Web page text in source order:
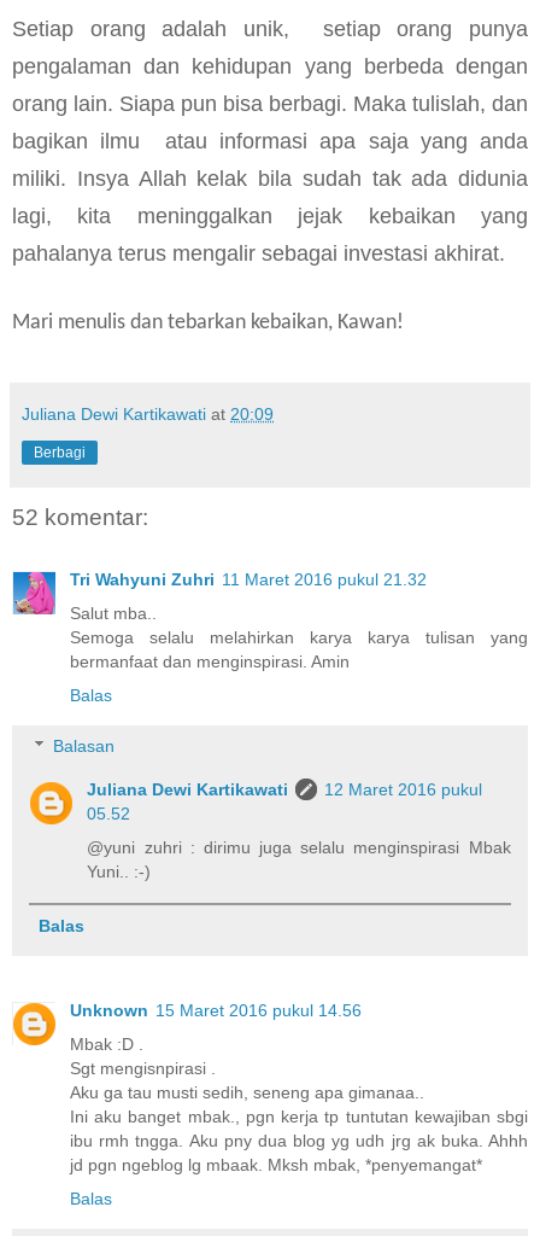
Setiap orang adalah unik, setiap orang punya
pengalaman dan kehidupan yang berbeda dengan
orang lain. Siapa pun bisa berbagi. Maka tulislah, dan
bagikan ilmu
atau informasi apa saja yang anda
miliki. Insya Allah kelak bila sudah tak ada didunia
lagi, kita meninggalkan jejak kebaikan yang
pahalanya terus mengalir sebagai investasi akhirat.
Mari menulis dan tebarkan kebaikan, Kawan!
Juliana Dewi Kartikawati at 20:09
Berbagi
52 komentar:
Tri Wahyuni Zuhri 11 Maret 2016 pukul 21.32
Salut mba..
Semoga selalu melahirkan karya karya tulisan yang
bermanfaat dan menginspirasi. Amin
Balas
Balasan
Juliana Dewi Kartikawati
12 Maret 2016 pukul
05.52
@yuni zuhri : dirimu juga selalu menginspirasi Mbak
Yuni.. :-)
Balas
Unknown 15 Maret 2016 pukul 14.56
Mbak :D .
Sgt mengisnpirasi .
Aku ga tau musti sedih, seneng apa gimanaa..
Ini aku banget mbak., pgn kerja tp tuntutan kewajiban sbgi
ibu rmh tngga. Aku pny dua blog yg udh jrg ak buka. Ahhh
jd pgn ngeblog lg mbaak. Mksh mbak, *penyemangat*
Balas